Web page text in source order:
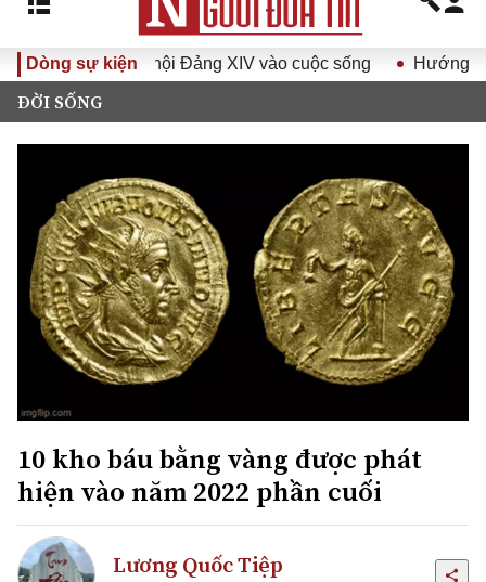
Dòng sự kiện
Đại hội Đảng XIV vào cuộc sống Hướng tới Đại hội
ĐỜI SỐNG
10 kho báu bằng vàng được phát
hiện vào năm 2022 phần cuối
Lương Quốc Tiệp